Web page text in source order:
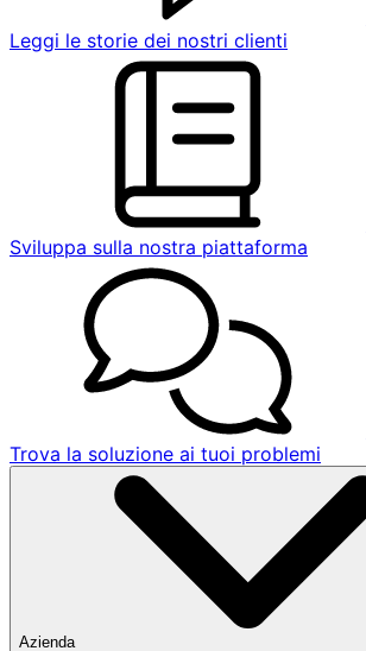
Leggi le storie dei nostri clienti
Sviluppa sulla nostra piattaforma
Trova la soluzione ai tuoi problemi
Azienda